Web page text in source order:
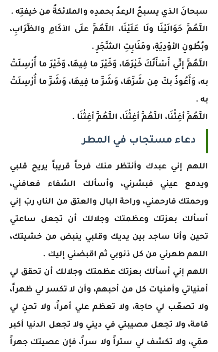
سبحانَ الذي يسبحُ الرعدُ بحمدِه والملائكةُ من خيفتِه .
اللَّهُمَّ حَوَالَيْنَا ولَا عَلَيْنَا، اللَّهُمَّ علَى الآكَامِ والظِّرَابِ،
وبُطُونِ الأوْدِيَةِ، ومَنَابِتِ الشَّجَرِ .
اللَّهُمَّ إنِّي أَسْأَلُكَ خَيْرَهَا، وَخَيْرَ ما فِيهَا، وَخَيْرَ ما أُرْسِلَتْ
به، وَأَعُوذُ بكَ مِن شَرِّهَا، وَشَرِّ ما فِيهَا، وَشَرِّ ما أُرْسِلَتْ
به .
اللَّهُمَّ أغِثْنَا، اللَّهُمَّ أغِثْنَا، اللَّهُمَّ أغِثْنَا .
دعاء مستجاب في المطر
اللهم إني عبدك وأنتظر منك فرحاً قريباً يريح قلبي
ويدمع عيني فبشرني، وأسألك الشفاء فعافني،
ورحمتك فارحمني، وراحة البال والعتق من النار، ربّ إني
أسألك بعزتك وعظمتك وجلالك أن تجعل ساعتي
تحين وأنا ساجد بين يديك وقلبي ينبض من خشيتك،
اللهم طهرني من كل ذنوبي ثم اقبضني إليك .
اللهم إني أسألك بعزتك عظمتك وجلالك أن تحقق لي
أمنياتي وأمنيات كل من أحبهم، وأن لا تكسر لي ظهراً،
ولا تصعّب لي حاجة، ولا تعظم علي أمراً، ولا تحنِ لي
قامة، ولا تجعل مصيبتي في ديني ولا تجعل الدنيا أكبر
همّي، ولا تكشف لي ستراً ولا سراً، فإن عصيتك جهراً